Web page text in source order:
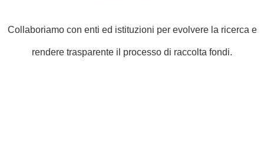
Collaboriamo con enti ed istituzioni per evolvere la ricerca e
rendere trasparente il processo di raccolta fondi.